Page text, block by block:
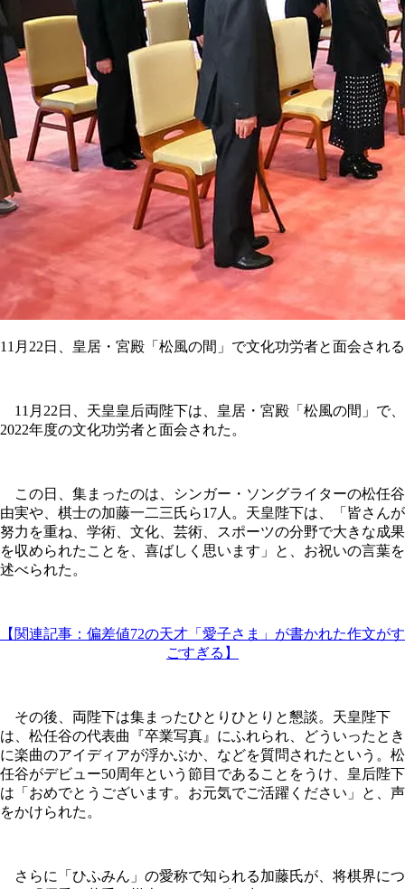
11月22日、皇居・宮殿「松風の間」で文化功労者と面会され
11月22日、天皇皇后両陛下は、皇居・宮殿「松風の間」で、
2022年度の文化功労者と面会された。
この日、集まったのは、シンガー・ソングライターの松任谷
由実や、棋士の加藤一二三氏ら17人。天皇陛下は、「皆さんが
努力を重ね、学術、文化、芸術、スポーツの分野で大きな成果
を収められたことを、喜ばしく思います」と、お祝いの言葉を
述べられた。
【関連記事：偏差値72の天才「愛子さま」が書かれた作文がす
ごすぎる】
その後、両陛下は集まったひとりひとりと懇談。天皇陛下
は、松任谷の代表曲『卒業写真』にふれられ、どういったとき
に楽曲のアイディアが浮かぶか、などを質問されたという。松
任谷がデビュー50周年という節目であることをうけ、皇后陛下
は「おめでとうございます。お元気でご活躍ください」と、声
をかけられた。
さらに「ひふみん」の愛称で知られる加藤氏が、将棋界につ